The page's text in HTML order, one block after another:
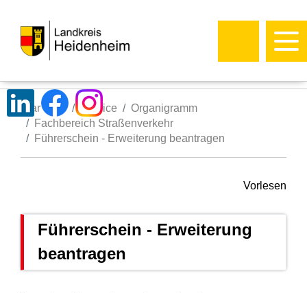
Startseite Service
Organigramm
Fachbereich Straßenverkehr
Führerschein - Erweiterung beantragen
Vorlesen
Führerschein - Erweiterung
beantragen